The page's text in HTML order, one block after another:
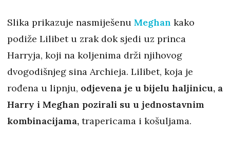
Slika prikazuje nasmiješenu Meghan kako
podiže Lilibet u zrak dok sjedi uz princa
Harryja, koji na koljenima drži njihovog
dvogodišnjeg sina Archieja. Lilibet, koja je
rođena u lipnju, odjevena je u bijelu haljinicu, a
Harry i Meghan pozirali su u jednostavnim
kombinacijama, trapericama i košuljama.